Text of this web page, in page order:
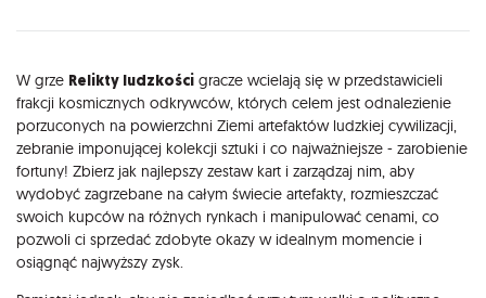
Opis
W grze Relikty ludzkości gracze wcielają się w przedstawicieli
frakcji kosmicznych odkrywców, których celem jest odnalezienie
porzuconych na powierzchni Ziemi artefaktów ludzkiej cywilizacji,
zebranie imponującej kolekcji sztuki i co najważniejsze - zarobienie
fortuny! Zbierz jak najlepszy zestaw kart i zarządzaj nim, aby
wydobyć zagrzebane na całym świecie artefakty, rozmieszczać
swoich kupców na różnych rynkach i manipulować cenami, co
pozwoli ci sprzedać zdobyte okazy w idealnym momencie i
osiągnąć najwyższy zysk.